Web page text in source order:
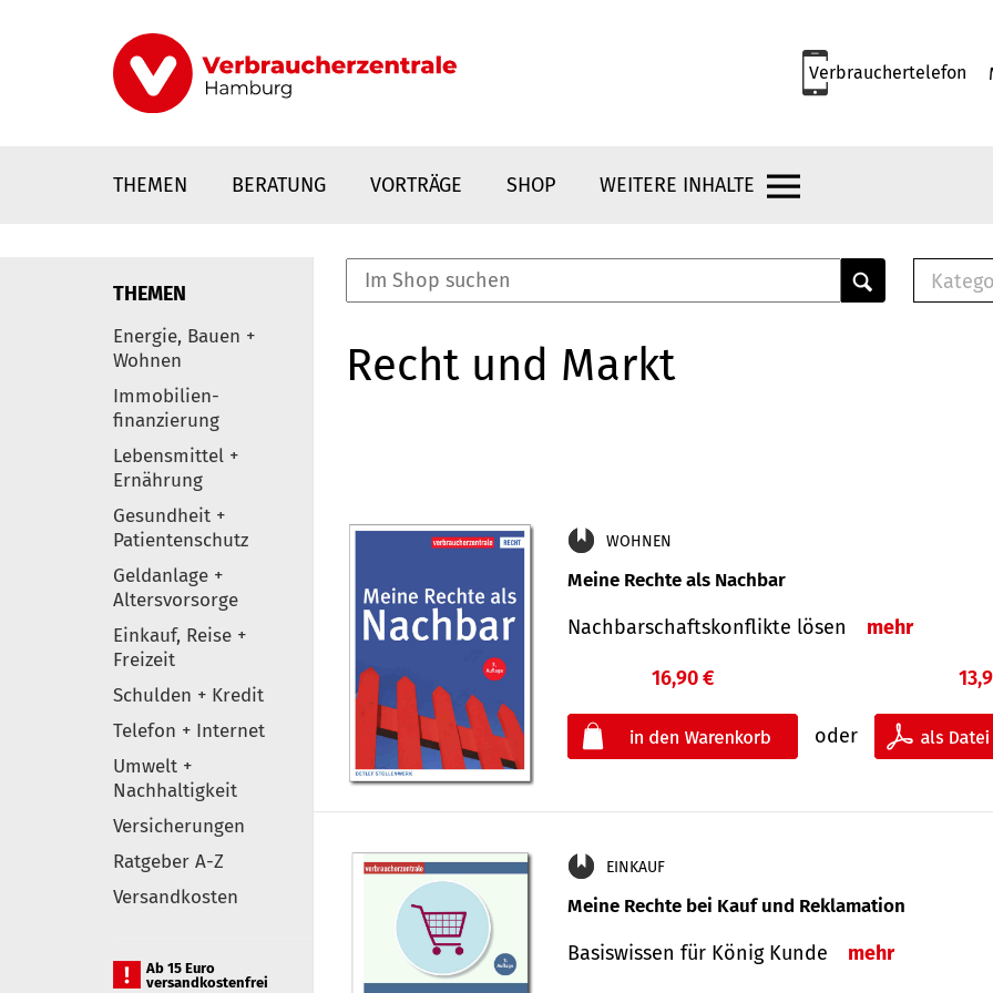
Verbrauchertelefon
THEMEN BERATUNG VORTRÄGE SHOP WEITERE INHALTE
Elemente
THEMEN
Energie, Bauen +
Wohnen
Immobilien-
finanzierung
Lebensmittel +
Ernährung
Gesundheit +
Patientenschutz
Geldanlage +
Altersvorsorge
Einkauf, Reise +
Freizeit
Schulden + Kredit
Telefon + Internet
Umwelt +
Nachhaltigkeit
Versicherungen
Ratgeber A-Z
Versandkosten
Ab 15 Euro
versandkostenfrei
Recht und Markt
WOHNEN
Meine Rechte als Nachbar
Nach­bar­schafts­konflikte lösen mehr
16,90 €
oder
EINKAUF
Meine Rechte bei Kauf und Reklamation
Basiswissen für König Kunde mehr